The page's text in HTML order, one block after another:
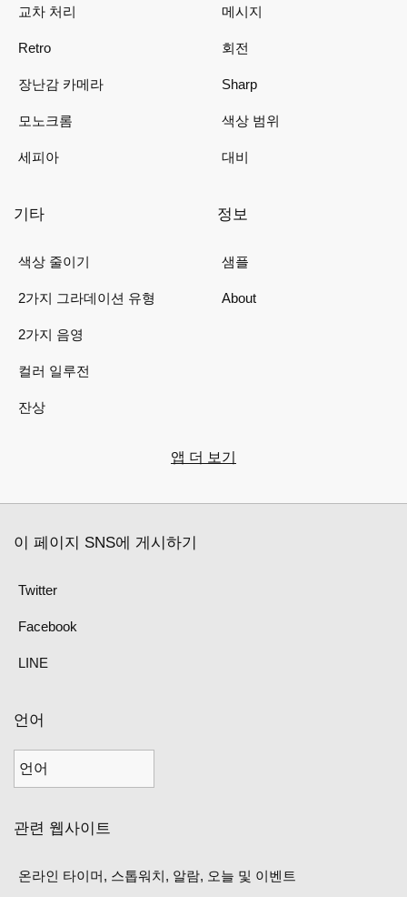
교차 처리
Retro
장난감 카메라
모노크롬
세피아
메시지
회전
Sharp
색상 범위
대비
기타
색상 줄이기
2가지 그라데이션 유형
2가지 음영
컬러 일루전
잔상
정보
샘플
About
앱 더 보기
이 페이지 SNS에 게시하기
Twitter
Facebook
LINE
언어
관련 웹사이트
온라인 타이머, 스톱워치, 알람, 오늘 및 이벤트